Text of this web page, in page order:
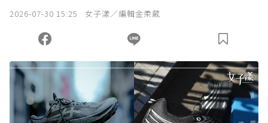
2026-07-30 15:25 女子漾／編輯金柔葳